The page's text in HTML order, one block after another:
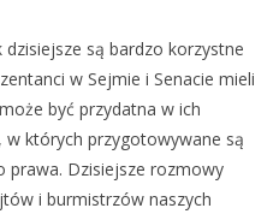
są bardzo korzystne
w Sejmie i Senacie mieli
być przydatna w ich
których przygotowywane są
prawa. Dzisiejsze rozmowy
i burmistrzów naszych